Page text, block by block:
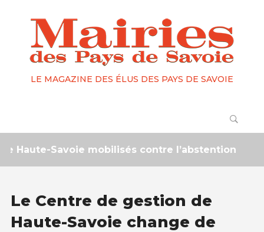
LE MAGAZINE DES ÉLUS DES PAYS DE SAVOIE
Savoie mobilisés contre l’abstention
Le Centre de gestion de
Haute-Savoie change de